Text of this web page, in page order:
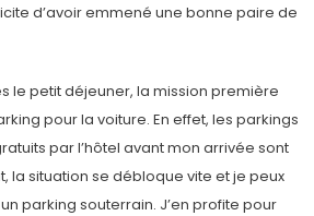
d’avoir emmené une bonne paire de
le petit déjeuner, la mission première
pour la voiture. En effet, les parkings
par l’hôtel avant mon arrivée sont
la situation se débloque vite et je peux
parking souterrain. J’en profite pour